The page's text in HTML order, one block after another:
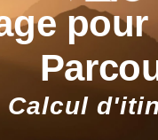
Calcul